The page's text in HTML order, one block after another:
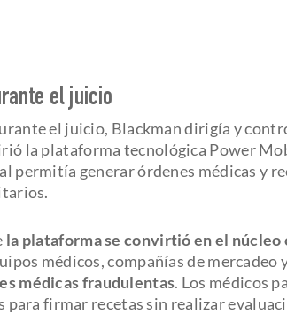
el juicio
el juicio, Blackman dirigía y
la plataforma tecnológica Power
permitía generar órdenes médicas y
la plataforma se convirtió en el
médicos, compañías de mercadeo
médicas fraudulentas. Los médicos
para firmar recetas sin realizar